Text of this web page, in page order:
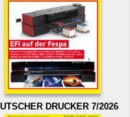
DRUCKER 7/2026